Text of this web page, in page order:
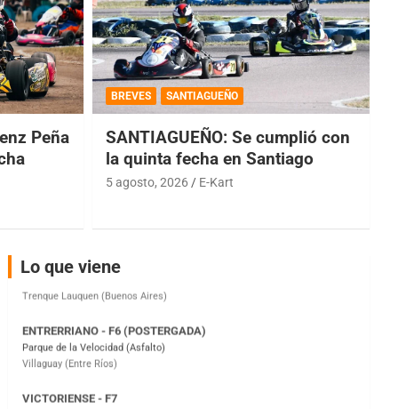
Peña
BREVES SANTIAGUEÑO
SANTIAGUEÑO: Se cumplió con
la quinta fecha en Santiago
5 agosto, 2026 E-Kart
Lo que viene
COBERTURA ESPECIAL DE E-KART.COM.AR
08/09-AGO
IAME SERIES ARGENTINA 6
Baradero (Buenos Aires)
Ciudad de Trenque Lauquen (Asfalto)
Villaguay (Entre Ríos)
VICTORIENSE - F7
Victoria (Entre Ríos)
PATAGONICO - F6